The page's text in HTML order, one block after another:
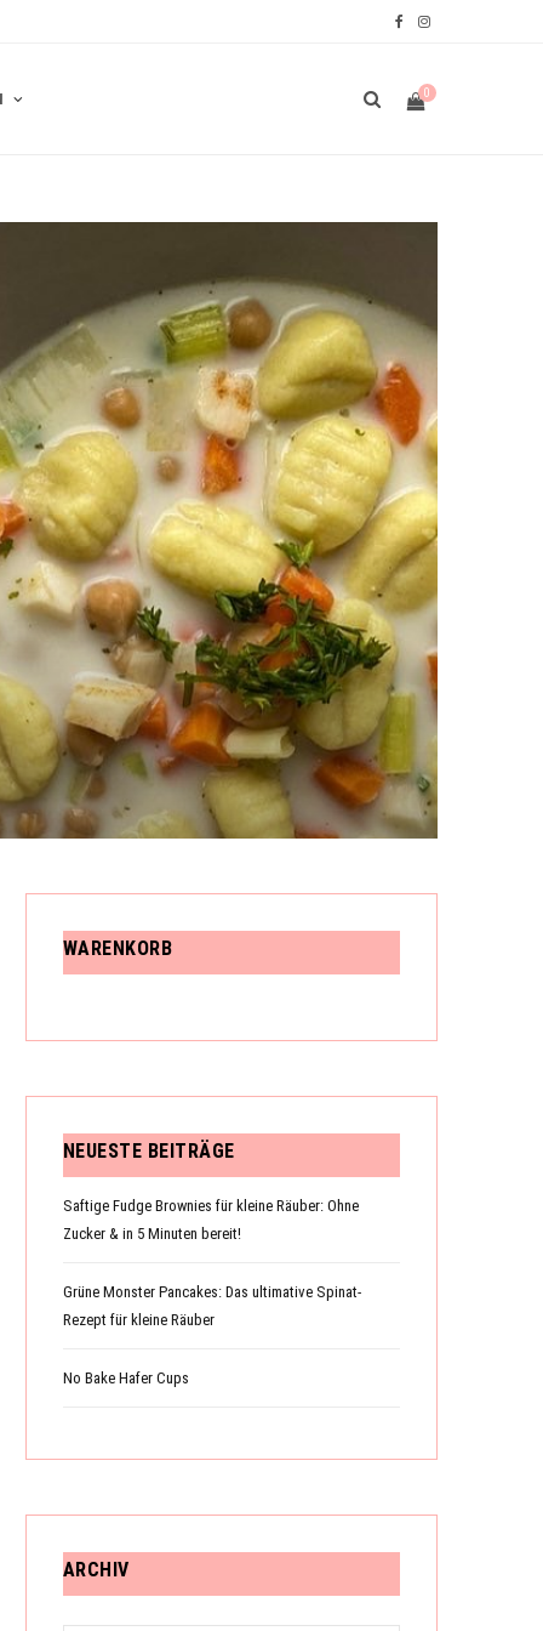
c
k
I
0
A
R
E
WARENKORB
NEUESTE BEITRÄGE
Saftige Fudge Brownies für kleine Räuber: Ohne
Zucker & in 5 Minuten bereit!
Grüne Monster Pancakes: Das ultimative Spinat-
Rezept für kleine Räuber
No Bake Hafer Cups
ARCHIV